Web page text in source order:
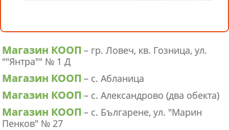
Магазин КООП – гр. Ловеч, кв. Гозница, ул.
""Янтра"" № 1 Д
Магазин КООП – с. Абланица
Магазин КООП – с. Александрово (два обекта)
Магазин КООП – с. Българене, ул. "Марин
Пенков" № 27